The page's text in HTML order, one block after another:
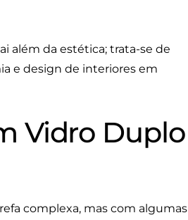
além da estética; trata-se de
e design de interiores em
Vidro Duplo
complexa, mas com algumas